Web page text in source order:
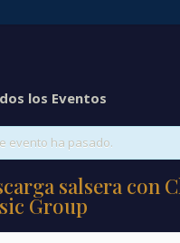
los Eventos
evento ha pasado.
salsera con
Group